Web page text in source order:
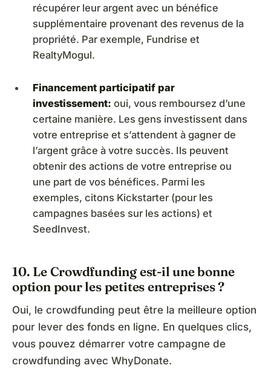
récupérer leur argent avec un bénéfice
supplémentaire provenant des revenus de la
propriété. Par exemple, Fundrise et
RealtyMogul.
Financement participatif par
investissement: oui, vous remboursez d’une
certaine manière. Les gens investissent dans
votre entreprise et s’attendent à gagner de
l’argent grâce à votre succès. Ils peuvent
obtenir des actions de votre entreprise ou
une part de vos bénéfices. Parmi les
exemples, citons Kickstarter (pour les
campagnes basées sur les actions) et
SeedInvest.
10. Le Crowdfunding est-il une bonne
option pour les petites entreprises ?
Oui, le crowdfunding peut être la meilleure option
pour lever des fonds en ligne. En quelques clics,
vous pouvez démarrer votre campagne de
crowdfunding avec WhyDonate.